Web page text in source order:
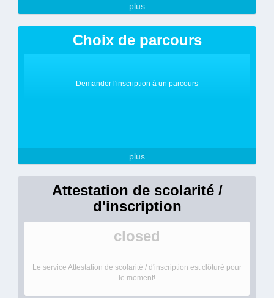
plus
Choix de parcours
Demander l'inscription à un parcours
plus
Attestation de scolarité /
d'inscription
closed
Le service Attestation de scolarité / d'inscription est clôturé pour
le moment!